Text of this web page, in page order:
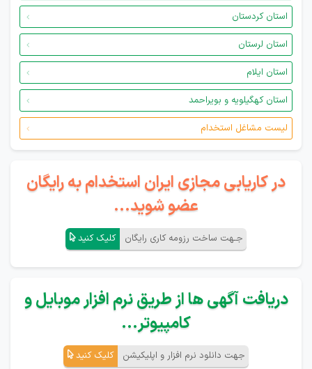
استان کردستان
استان لرستان
استان ایلام
استان کهگیلویه و بویراحمد
لیست مشاغل استخدام
در کاریابی مجازی ایران استخدام به رایگان
عضو شوید...
جـهت ساخت رزومه کاری رایگان کلیک کنید
دریافت آگهی ها از طریق نرم افزار موبایل و
کامپیوتر...
جهت دانلود نرم افزار و اپلیکیشن کلیک کنید